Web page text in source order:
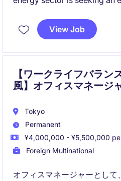
Tokyo office. This is an
dynamic, mission-driven
View Job
【ワークライフバラン
風】オフィスマネージ
Tokyo
Permanent
¥4,000,000 - ¥5,500,000
Foreign Multinational
オフィスマネージャーとし